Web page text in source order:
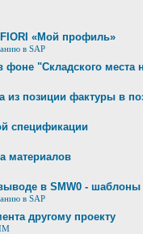
«Мой профиль»
в SAP
"Складского места
из позиции фактуры в
спецификации
материалов
в SMW0 - шаблоны
в SAP
другому проекту